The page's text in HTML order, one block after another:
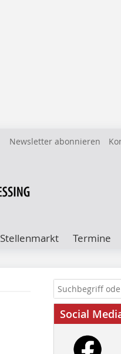
Newsletter abonnieren
Stellenmarkt Termine
Social